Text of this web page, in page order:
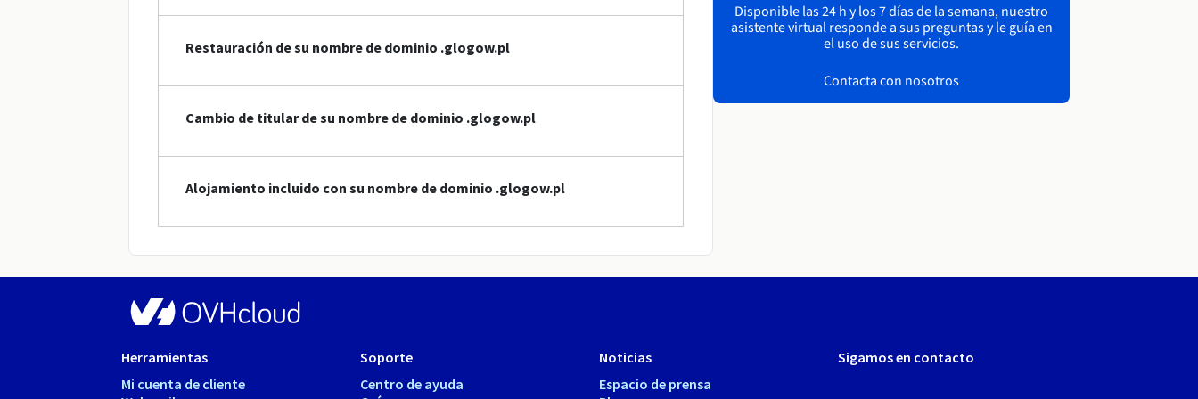
Restauración de su nombre de dominio .glogow.pl
Cambio de titular de su nombre de dominio .glogow.pl
Alojamiento incluido con su nombre de dominio .glogow.pl
Disponible las 24 h y los 7 días de la semana, nuestro
asistente virtual responde a sus preguntas y le guía en
el uso de sus servicios.
Contacta con nosotros
Herramientas
Mi cuenta de cliente
Soporte
Centro de ayuda
Noticias
Espacio de prensa
Sigamos en contacto